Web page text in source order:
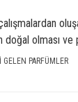
olması
PARFÜMLER